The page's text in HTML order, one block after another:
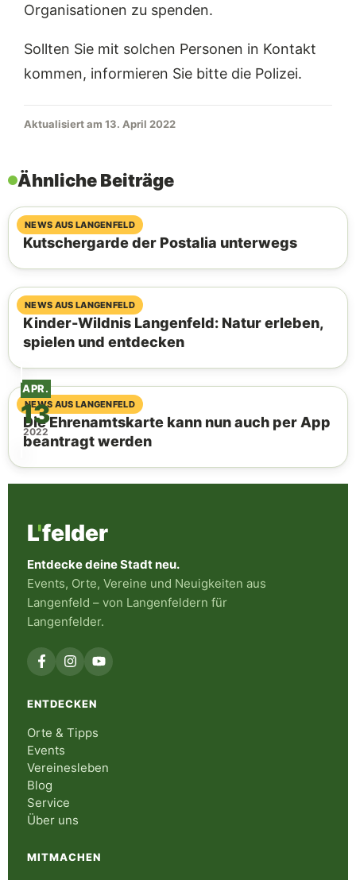
APR.
13
2022
Organisationen zu spenden.
Sollten Sie mit solchen Personen in Kontakt
kommen, informieren Sie bitte die Polizei.
Aktualisiert am 13. April 2022
Ähnliche Beiträge
NEWS AUS LANGENFELD
10. August 2026
Kutschergarde der Postalia unterwegs
NEWS AUS LANGENFELD
09. August 2026
Kinder-Wildnis Langenfeld: Natur erleben,
spielen und entdecken
NEWS AUS LANGENFELD
07. August 2026
Die Ehrenamtskarte kann nun auch per App
beantragt werden
L'felder
Entdecke deine Stadt neu.
Events, Orte, Vereine und Neuigkeiten aus
Langenfeld – von Langenfeldern für
Langenfelder.
ENTDECKEN
Orte & Tipps
Events
Vereinesleben
Blog
Service
Über uns
MITMACHEN